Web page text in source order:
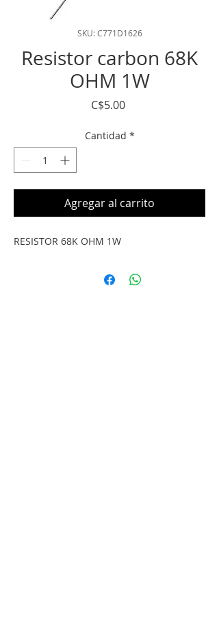
SKU: C771D1626
Resistor carbon 68K
OHM 1W
C$5.00Precio
Cantidad *
Agregar al carrito
RESISTOR 68K OHM 1W